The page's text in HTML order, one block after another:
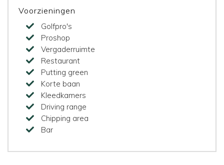
Voorzieningen
Golfpro's
Proshop
Vergaderruimte
Restaurant
Putting green
Korte baan
Kleedkamers
Driving range
Chipping area
Bar